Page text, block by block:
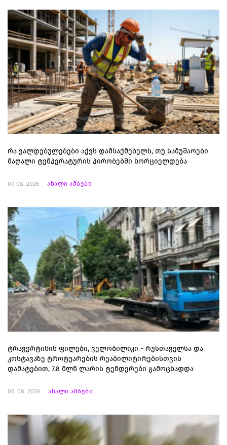
რა ვალდებულებები აქვს დამსაქმებელს, თუ სამუშაოები
მაღალი ტემპერატურის პირობებში ხორციელდება
07. 08. 2026 ახალი ამბები
ტრავერტინის ფილები, ველობილიკი - რუსთაველსა და
კოსტავაზე ტროტუარების რეაბილიტირებისთვის
დამატებით, 7.8 მლნ ლარის ტენდერები გამოცხადდა
06. 08. 2026 ახალი ამბები